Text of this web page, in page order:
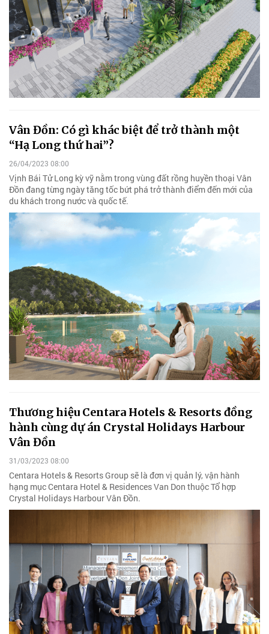
Vân Đồn: Có gì khác biệt để trở thành một
“Hạ Long thứ hai”?
26/04/2023 08:00
Vịnh Bái Tử Long kỳ vỹ nằm trong vùng đất rồng huyền thoại Vân
Đồn đang từng ngày tăng tốc bứt phá trở thành điểm đến mới của
du khách trong nước và quốc tế.
Thương hiệu Centara Hotels & Resorts đồng
hành cùng dự án Crystal Holidays Harbour
Vân Đồn
31/03/2023 08:00
Centara Hotels & Resorts Group sẽ là đơn vị quản lý, vận hành
hạng mục Centara Hotel & Residences Van Don thuộc Tổ hợp
Crystal Holidays Harbour Vân Đồn.